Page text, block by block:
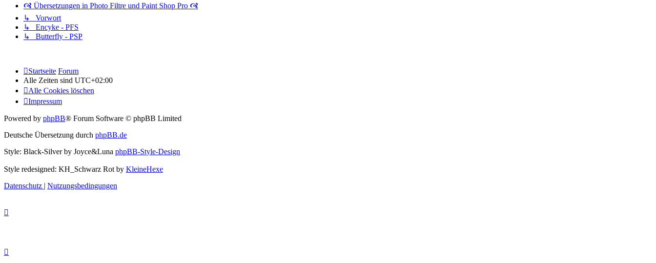
🙧 Übersetzungen in Photo Filtre und Paint Shop Pro 🙧
↳ Vorwort
↳ Encyke - PFS
↳ Butterfly - PSP
Startseite Forum
Alle Zeiten sind UTC+02:00
Alle Cookies löschen
Impressum
Powered by phpBB® Forum Software © phpBB Limited
Deutsche Übersetzung durch phpBB.de
Style: Black-Silver by Joyce&Luna phpBB-Style-Design
Style redesigned: KH_Schwarz Rot by KleineHexe
Datenschutz | Nutzungsbedingungen